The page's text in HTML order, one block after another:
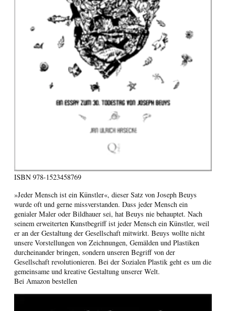
ISBN 978-1523458769
»Jeder Mensch ist ein Künstler«, dieser Satz von Joseph Beuys
wurde oft und gerne missverstanden. Dass jeder Mensch ein
genialer Maler oder Bildhauer sei, hat Beuys nie behauptet. Nach
seinem erweiterten Kunstbegriff ist jeder Mensch ein Künstler, weil
er an der Gestaltung der Gesellschaft mitwirkt. Beuys wollte nicht
unsere Vorstellungen von Zeichnungen, Gemälden und Plastiken
durcheinander bringen, sondern unseren Begriff von der
Gesellschaft revolutionieren. Bei der Sozialen Plastik geht es um die
gemeinsame und kreative Gestaltung unserer Welt.
Bei Amazon bestellen